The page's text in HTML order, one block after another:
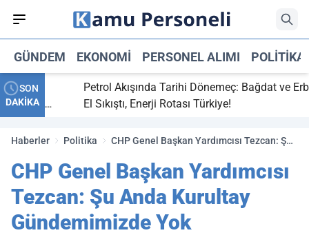
GÜNDEM EKONOMI PERSONEL ALIMI POLITIKA
SON
DAKİKA
maç
Petrol Akışında Tarihi Dönemeç: Bağdat ve Erbil
El Sıkıştı, Enerji Rotası Türkiye!
Haberler Politika
CHP Genel Başkan Yardımcısı Tezcan: Şu
CHP Genel Başkan Yardımcısı
Tezcan: Şu Anda Kurultay
Gündemimizde Yok